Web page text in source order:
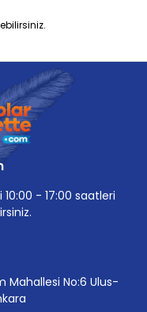
- 17:00 saatleri
Mahallesi No:6 Ulus-